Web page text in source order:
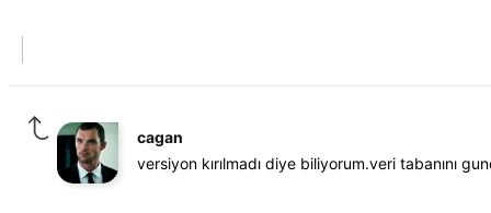
cagan
versiyon kırılmadı diye biliyorum.veri tabanını